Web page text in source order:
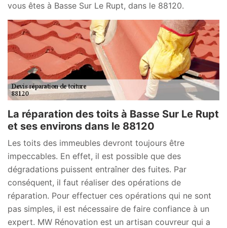
vous êtes à Basse Sur Le Rupt, dans le 88120.
La réparation des toits à Basse Sur Le Rupt
et ses environs dans le 88120
Les toits des immeubles devront toujours être
impeccables. En effet, il est possible que des
dégradations puissent entraîner des fuites. Par
conséquent, il faut réaliser des opérations de
réparation. Pour effectuer ces opérations qui ne sont
pas simples, il est nécessaire de faire confiance à un
expert. MW Rénovation est un artisan couvreur qui a